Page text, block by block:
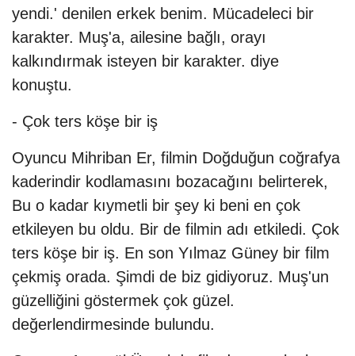
yendi.' denilen erkek benim. Mücadeleci bir
karakter. Muş'a, ailesine bağlı, orayı
kalkındırmak isteyen bir karakter. diye
konuştu.
- Çok ters köşe bir iş
Oyuncu Mihriban Er, filmin Doğduğun coğrafya
kaderindir kodlamasını bozacağını belirterek,
Bu o kadar kıymetli bir şey ki beni en çok
etkileyen bu oldu. Bir de filmin adı etkiledi. Çok
ters köşe bir iş. En son Yılmaz Güney bir film
çekmiş orada. Şimdi de biz gidiyoruz. Muş'un
güzelliğini göstermek çok güzel.
değerlendirmesinde bulundu.